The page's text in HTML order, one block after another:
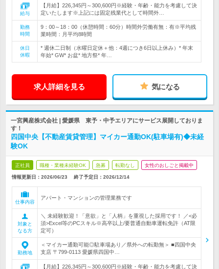
給与
【月給】226,345円～300,600円※経験・年齢・能力を考慮して決
定いたします※上記には固定残業代として時間外…
勤務
時間
9：00～18：00（休憩時間：60分）時間外労働有無：有※平均残
業時間：月平均8時間
休日
休暇
* 週休二日制（水曜日定休＋他：4週につき6日以上休み）* 年末
年始* GW* お盆* 地方祭* 年…
求人詳細を見る 気になる
一宮興産株式会社 | 愛媛県 東予・中予エリアにサービス展開しておりま
す！
四国中央【不動産賃貸管理】マイカー通勤OK(駐車場有)◆未経
験OK
正社員 職種・業種未経験OK 急募 転勤なし 女性のおしごと掲載中
情報更新日：2026/06/23 終了予定日： 2026/12/14
仕事内容
アパート・マンションの管理業務です
対象と
なる方
＼ 未経験歓迎！「意欲」と「人柄」を重視した採用です！ ／<必
須>Excel等のPCスキル※高卒以上/要普通自動車運転免許（AT限
定可）
勤務地
＜マイカー通勤可能◎駐車場あり／県外への転勤無＞ ■四国中央
支店 〒799-0113 愛媛県四国中…
【月給】226,345円～300,600円※経験・年齢・能力を考慮して決